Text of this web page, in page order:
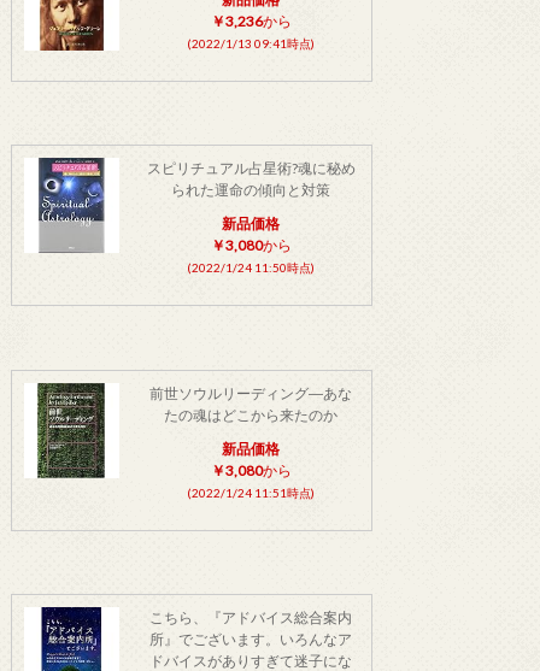
￥3,236から
(2022/1/13 09:41時点)
スピリチュアル占星術?魂に秘め
られた運命の傾向と対策
新品価格
￥3,080から
(2022/1/24 11:50時点)
前世ソウルリーディング―あな
たの魂はどこから来たのか
新品価格
￥3,080から
(2022/1/24 11:51時点)
こちら、『アドバイス総合案内
所』でございます。いろんなア
ドバイスがありすぎて迷子にな